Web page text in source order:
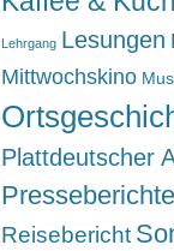
Lehrgang Lesungen
Mittwochskino
Plattdeutscher
Presseberichte
Reisebericht